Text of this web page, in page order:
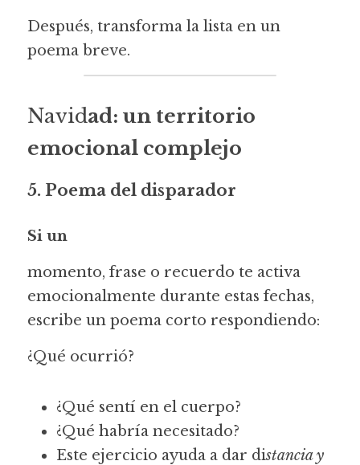
Después, transforma la lista en un
poema breve.
Navidad: un territorio
emocional complejo
5. Poema del disparador
Si un
momento, frase o recuerdo te activa
emocionalmente durante estas fechas,
escribe un poema corto respondiendo:
¿Qué ocurrió?
¿Qué sentí en el cuerpo?
¿Qué habría necesitado?
Este ejercicio ayuda a dar distancia y